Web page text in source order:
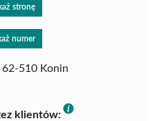
stronę
numer
62-510 Konin
klientów: